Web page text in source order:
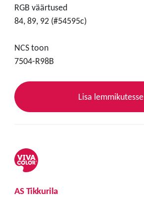
RGB väärtused
84, 89, 92 (#54595c)
NCS toon
7504-R98B
Lisa lemmikutesse
AS Tikkurila